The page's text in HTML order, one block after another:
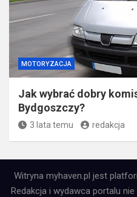
MOTORYZACJA
Jak wybrać dobry
Bydgoszczy?
3 lata temu redakcja
Witryna myhaven.pl jest
Redakcja i wydawca portalu